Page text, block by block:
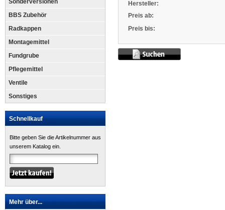
Sonderversionen
BBS Zubehör
Radkappen
Montagemittel
Fundgrube
Pflegemittel
Ventile
Sonstiges
Schnellkauf
Bitte geben Sie die Artikelnummer aus
unserem Katalog ein.
Mehr über...
Hersteller:
Preis ab:
Preis bis: